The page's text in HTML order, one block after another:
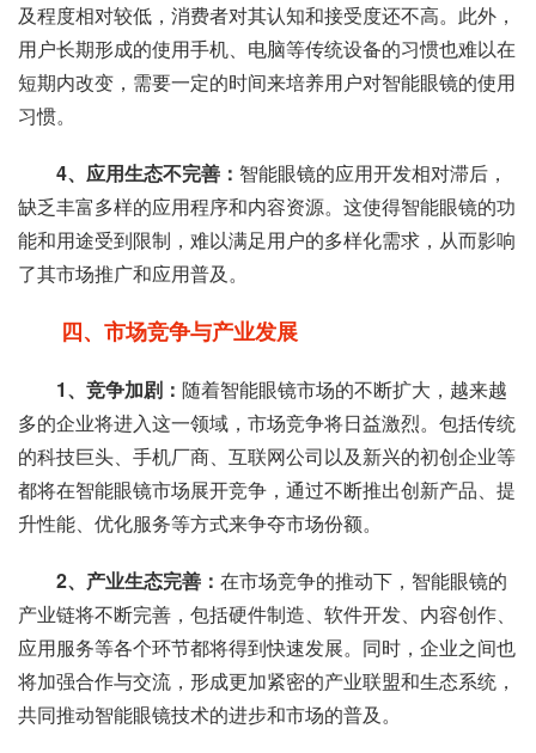
及程度相对较低，消费者对其认知和接受度还不高。此外，
用户长期形成的使用手机、电脑等传统设备的习惯也难以在
短期内改变，需要一定的时间来培养用户对智能眼镜的使用
习惯。
4、应用生态不完善： 智能眼镜的应用开发相对滞后，
缺乏丰富多样的应用程序和内容资源。这使得智能眼镜的功
能和用途受到限制，难以满足用户的多样化需求，从而影响
了其市场推广和应用普及。
四、市场竞争与产业发展
1、竞争加剧： 随着智能眼镜市场的不断扩大，越来越
多的企业将进入这一领域，市场竞争将日益激烈。包括传统
的科技巨头、手机厂商、互联网公司以及新兴的初创企业等
都将在智能眼镜市场展开竞争，通过不断推出创新产品、提
升性能、优化服务等方式来争夺市场份额。
2、产业生态完善： 在市场竞争的推动下，智能眼镜的
产业链将不断完善，包括硬件制造、软件开发、内容创作、
应用服务等各个环节都将得到快速发展。同时，企业之间也
将加强合作与交流，形成更加紧密的产业联盟和生态系统，
共同推动智能眼镜技术的进步和市场的普及。